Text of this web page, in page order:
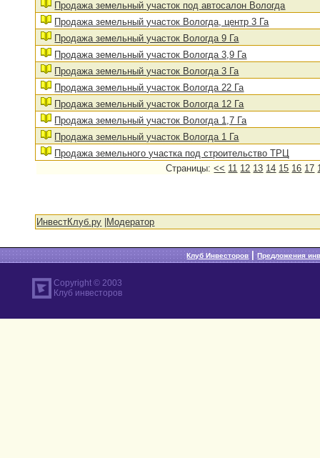
Продажа земельный участок под автосалон Вологда
Продажа земельный участок Вологда, центр 3 Га
Продажа земельный участок Вологда 9 Га
Продажа земельный участок Вологда 3,9 Га
Продажа земельный участок Вологда 3 Га
Продажа земельный участок Вологда 22 Га
Продажа земельный участок Вологда 12 Га
Продажа земельный участок Вологда 1,7 Га
Продажа земельный участок Вологда 1 Га
Продажа земельного участка под строительство ТРЦ
Страницы:<< 11 12 13 14 15 16 17
ИнвестКлуб.ру Модератор
Клуб Инвесторов|Предложения
Copyright © 2003
Клуб инвесторов